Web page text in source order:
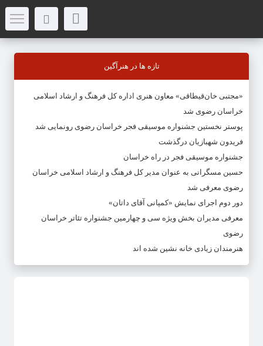
تازه ها در هنرآگین
«مجتبی خان‌قیطاقی» معاون هنری اداره کل فرهنگ و ارشاد اسلامی
خراسان رضوی شد
پوستر نخستین جشنواره موسیقی فجر خراسان رضوی رونمایی شد
فریدون شهبازیان درگذشت
جشنواره موسیقی فجر در راه خراسان
حسین مسگرانی به عنوان مدیر کل فرهنگ و ارشاد اسلامی خراسان
رضوی معرفی شد
دور دوم اجرای نمایش «کمپانی آقای داتان»
معرفی مدیران بخش ویژه سی و چهارمین جشنواره تئاتر خراسان
رضوی
هنرمندان زیادی خانه نشین شده اند